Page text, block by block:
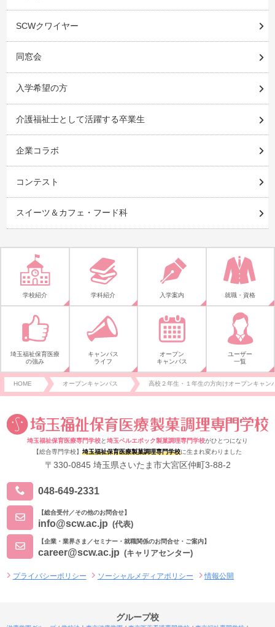
SCWクワイヤー
同窓会
入学希望の方
介護福祉士として活躍する卒業生
企業コラボ
コンテスト
スイーツ＆カフェ・フード科
学校紹介 学科紹介 入学案内 就職・資格
埼玉福祉保育医療
の強み
キャンパス
ライフ
オープン
キャンパス
ユーザー
一覧
HOME オープンキャンパス 高校２年生・１年生の方向けオープンキャン
埼玉福祉保育医療専門学校と埼玉ベルエポック製菓調理専門学校がひとつになり
【総合専門学校】 埼玉福祉保育医療製菓調理専門学校に生まれ変わりました
〒330-0845 埼玉県さいたま市大宮区仲町3-88-2
048-649-2331
【総合受付／その他のお問合せ】
info@scw.ac.jp (代表)
【企業・業界さま／セミナー・就職関係のお問合せ・ご案内】
career@scw.ac.jp (キャリアセンター)
プライバシーポリシー ソーシャルメディアポリシー 情報公開
グループ校